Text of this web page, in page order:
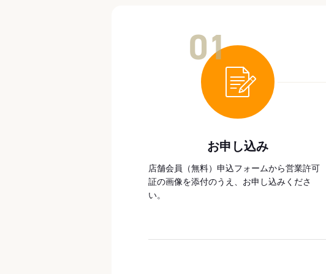
お申し込み
店舗会員（無料）申込フォームから営業許可
証の画像を添付のうえ、お申し込みくださ
い。